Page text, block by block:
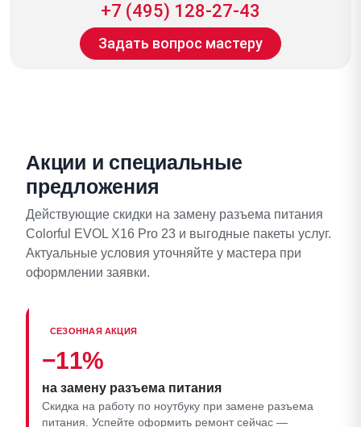
+7 (495) 128-27-43
Задать вопрос мастеру
Акции и специальные
предложения
Действующие скидки на замену разъема питания
Colorful EVOL X16 Pro 23 и выгодные пакеты услуг.
Актуальные условия уточняйте у мастера при
оформлении заявки.
СЕЗОННАЯ АКЦИЯ
−11%
на замену разъема питания
Скидка на работу по ноутбуку при замене разъема
питания. Успейте оформить ремонт сейчас —